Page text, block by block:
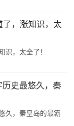
，涨知识，太
识，太全了！
史最悠久，秦
久，秦皇岛的最霸